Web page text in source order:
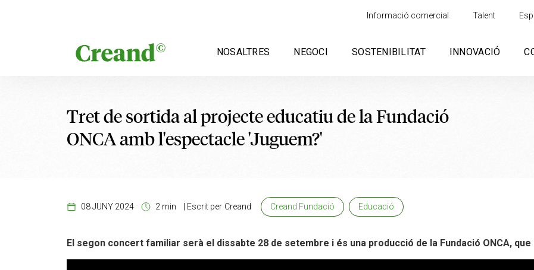
Informació comercial Talent
NOSALTRES NEGOCI SOSTENIBILITAT INNOVACIÓ
Tret de sortida al projecte educatiu de la Fundació
ONCA amb l'espectacle 'Juguem?'
08 JUNY 2024 2 min Escrit per Creand Creand Fundació Educació
El segon concert familiar serà el dissabte 28 de setembre i és una producció de la Fundació ONCA,